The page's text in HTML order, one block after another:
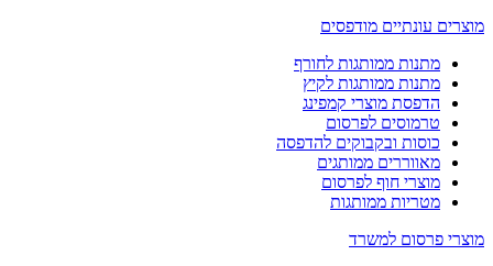
מוצרים עונתיים מודפסים
מתנות ממותגות לחורף
מתנות ממותגות לקיץ
הדפסת מוצרי קמפינג
טרמוסים לפרסום
כוסות ובקבוקים להדפסה
מאווררים ממותגים
מוצרי חוף לפרסום
מטריות ממותגות
מוצרי פרסום למשרד